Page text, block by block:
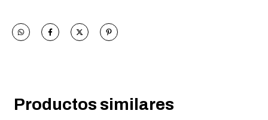
Productos similares